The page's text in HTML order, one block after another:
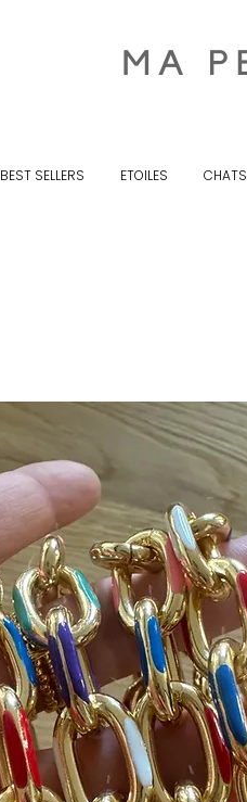
BEST SELLERS ETOILES CHATS